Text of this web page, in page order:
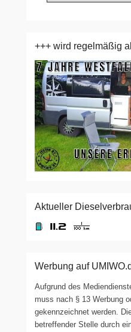
+++ wird regelmäßig
Aktueller
Werbung auf
Aufgrund des
muss nach § 13 Werbung
gekennzeichnet werden.
betreffender Stelle durch